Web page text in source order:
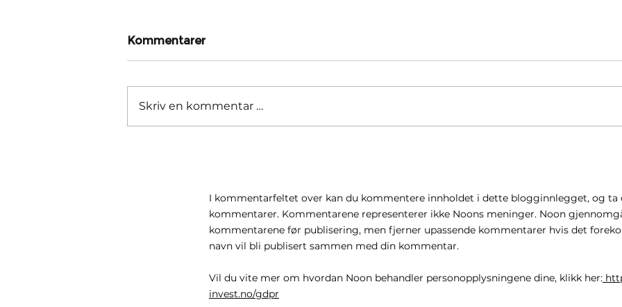
Iran krigen gjenopptas
Kommentarer
Skriv en kommentar …
I kommentarfeltet over kan du kommentere innholdet i dette blogginnlegget, og ta
kommentarer. Kommentarene representerer ikke Noons meninger. Noon
kommentarene før publisering, men fjerner upassende kommentarer hvis det
navn vil bli publisert sammen med din kommentar.
Vil du vite mer om hvordan Noon behandler personopplysningene dine, klikk her:
invest.no/gdpr